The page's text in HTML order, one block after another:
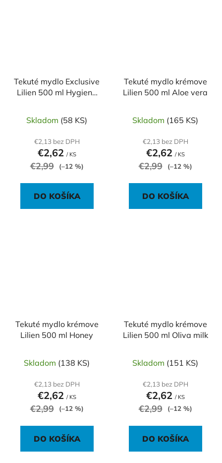
Tekuté mydlo Exclusive
Lilien 500 ml Hygiene
Skladom (58 KS)
€2,13 bez DPH
€2,62 / KS
€2,99 (–12 %)
DO KOŠÍKA
Tekuté mydlo krémove
Lilien 500 ml Aloe vera
Skladom (165 KS)
€2,13 bez DPH
€2,62 / KS
€2,99 (–12 %)
DO KOŠÍKA
Tekuté mydlo krémove
Lilien 500 ml Honey
Skladom (138 KS)
€2,13 bez DPH
€2,62 / KS
€2,99 (–12 %)
DO KOŠÍKA
Tekuté mydlo krémove
Lilien 500 ml Oliva milk
Skladom (151 KS)
€2,13 bez DPH
€2,62 / KS
€2,99 (–12 %)
DO KOŠÍKA